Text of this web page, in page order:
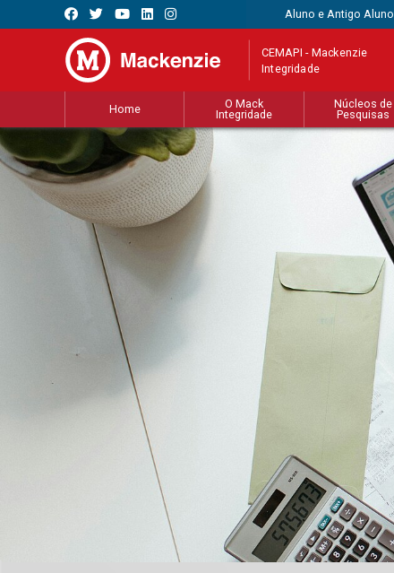
Aluno e Antigo Aluno
CEMAPI - Mackenzie
Integridade
Home
O Mack
Integridade
Núcleos de
Pesquisas